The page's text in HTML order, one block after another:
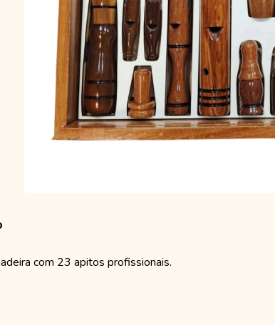
com 23 apitos profissionais.